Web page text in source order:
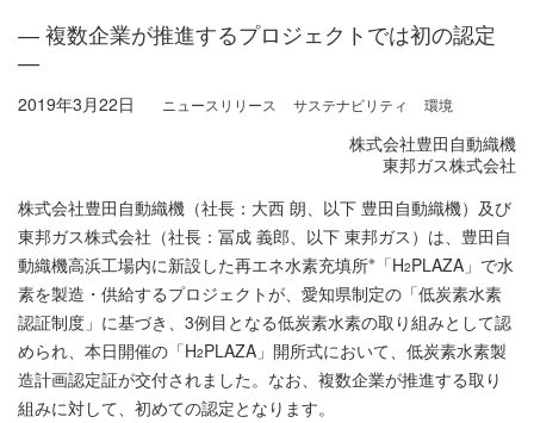
― 複数企業が推進するプロジェクトでは初の認定
―
2019年3月22日 ニュースリリース サステナビリティ 環境
株式会社豊田自動織機
東邦ガス株式会社
株式会社豊田自動織機（社長：大西 朗、以下 豊田自動織機）及び
東邦ガス株式会社（社長：冨成 義郎、以下 東邦ガス）は、豊田自
動織機高浜工場内に新設した再エネ水素充填所※ 「H2PLAZA」で水
素を製造・供給するプロジェクトが、愛知県制定の「低炭素水素
認証制度」に基づき、3例目となる低炭素水素の取り組みとして認
められ、本日開催の「H2PLAZA」開所式において、低炭素水素製
造計画認定証が交付されました。なお、複数企業が推進する取り
組みに対して、初めての認定となります。